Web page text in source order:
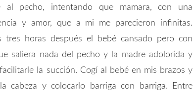
al pecho, intentando que mamara, con una
y amor, que a mi me parecieron infinitas.
tres horas después el bebé cansado pero con
saliera nada del pecho y la madre adolorida y
la succión. Cogí al bebé en mis brazos y
cabeza y colocarlo barriga con barriga. Entre